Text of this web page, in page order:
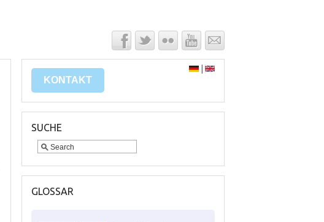
KONTAKT
SUCHE
GLOSSAR